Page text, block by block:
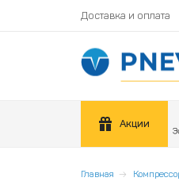
Доставка и оплата
Акции
Главная